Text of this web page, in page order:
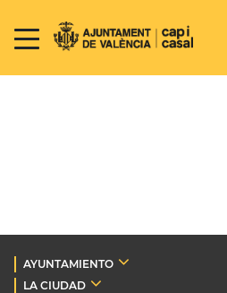
AYUNTAMIENTO
LA CIUDAD